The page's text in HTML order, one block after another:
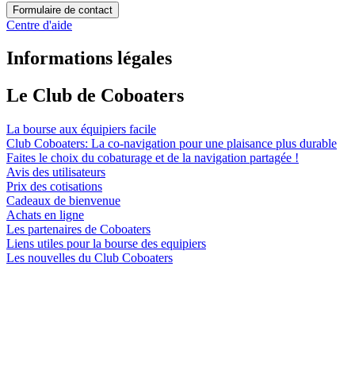
Formulaire de contact
Centre d'aide
Informations légales
Le Club de Coboaters
La bourse aux équipiers facile
Club Coboaters: La co-navigation pour une plaisance plus durable
Faites le choix du cobaturage et de la navigation partagée !
Avis des utilisateurs
Prix des cotisations
Cadeaux de bienvenue
Achats en ligne
Les partenaires de Coboaters
Liens utiles pour la bourse des equipiers
Les nouvelles du Club Coboaters